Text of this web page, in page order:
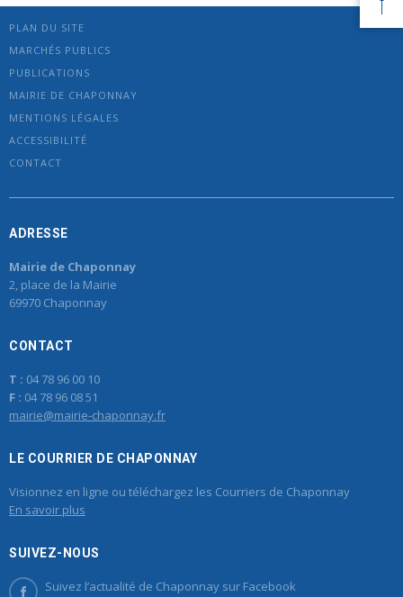
PLAN DU SITE
MARCHÉS PUBLICS
PUBLICATIONS
MAIRIE DE CHAPONNAY
MENTIONS LÉGALES
ACCESSIBILITÉ
CONTACT
ADRESSE
Mairie de Chaponnay
2, place de la Mairie
69970 Chaponnay
CONTACT
T : 04 78 96 00 10
F : 04 78 96 08 51
mairie@mairie-chaponnay.fr
LE COURRIER DE CHAPONNAY
Visionnez en ligne ou téléchargez les Courriers de Chaponnay
En savoir plus
SUIVEZ-NOUS
Suivez l’actualité de Chaponnay sur Facebook